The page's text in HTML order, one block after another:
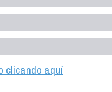
clicando aquí